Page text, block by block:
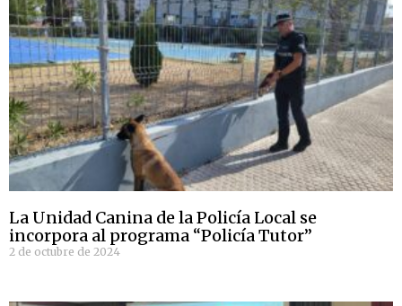
La Unidad Canina de la Policía Local se
incorpora al programa “Policía Tutor”
2 de octubre de 2024